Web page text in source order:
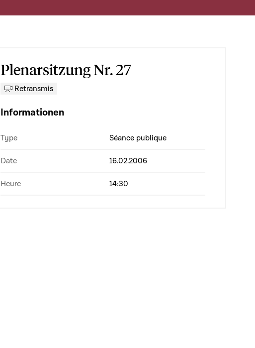
Plenarsitzung Nr. 27
Retransmis
Informationen
Type Séance publique
Date 16.02.2006
Heure 14:30